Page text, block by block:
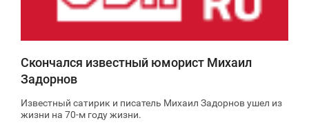
Скончался известный юморист Михаил
Задорнов
Известный сатирик и писатель Михаил Задорнов ушел из
жизни на 70-м году жизни.